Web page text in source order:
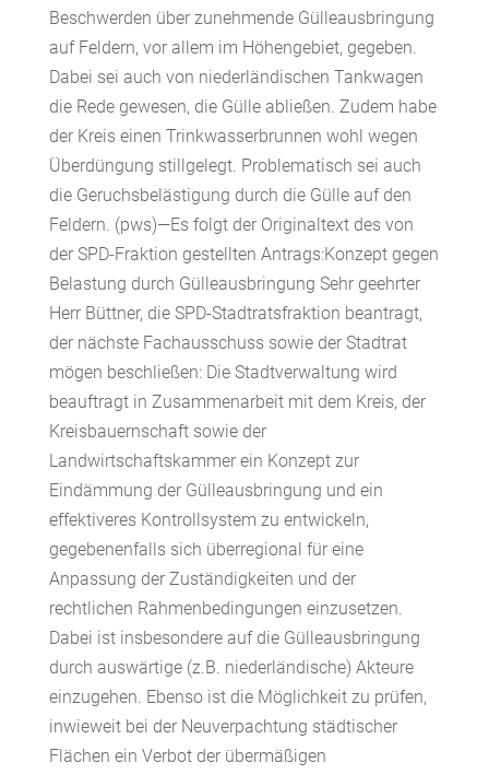
Beschwerden über zunehmende Gülleausbringung
auf Feldern, vor allem im Höhengebiet, gegeben.
Dabei sei auch von niederländischen Tankwagen
die Rede gewesen, die Gülle abließen. Zudem habe
der Kreis einen Trinkwasserbrunnen wohl wegen
Überdüngung stillgelegt. Problematisch sei auch
die Geruchsbelästigung durch die Gülle auf den
Feldern. (pws)—Es folgt der Originaltext des von
der SPD-Fraktion gestellten Antrags:Konzept gegen
Belastung durch Gülleausbringung Sehr geehrter
Herr Büttner, die SPD-Stadtratsfraktion beantragt,
der nächste Fachausschuss sowie der Stadtrat
mögen beschließen: Die Stadtverwaltung wird
beauftragt in Zusammenarbeit mit dem Kreis, der
Kreisbauernschaft sowie der
Landwirtschaftskammer ein Konzept zur
Eindämmung der Gülleausbringung und ein
effektiveres Kontrollsystem zu entwickeln,
gegebenenfalls sich überregional für eine
Anpassung der Zuständigkeiten und der
rechtlichen Rahmenbedingungen einzusetzen.
Dabei ist insbesondere auf die Gülleausbringung
durch auswärtige (z.B. niederländische) Akteure
einzugehen. Ebenso ist die Möglichkeit zu prüfen,
inwieweit bei der Neuverpachtung städtischer
Flächen ein Verbot der übermäßigen